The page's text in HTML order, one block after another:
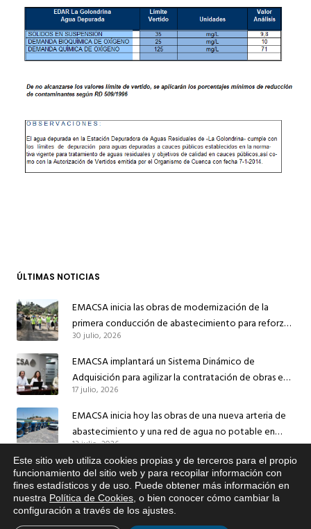
ÚLTIMAS NOTICIAS
EMACSA inicia las obras de modernización de la
primera conducción de abastecimiento para reforzar
el suministro de agua de Córdoba
30 julio, 2026
EMACSA implantará un Sistema Dinámico de
Adquisición para agilizar la contratación de obras en
sus redes e instalaciones
17 julio, 2026
EMACSA inicia hoy las obras de una nueva arteria de
abastecimiento y una red de agua no potable en
Ingeniero Ruiz de Azúa
13 julio, 2026
Caracterización ZA Córdoba Red Quemadas- 1ª Sem
2026
9 julio, 2026
Caracterización ZA Córdoba Red Carrera Caballo-1º
Este sitio web utiliza cookies propias y de terceros para el propio
funcionamiento del sitio web y para recopilar información con
fines estadísticos y de uso. Puede obtener más información en
nuestra Política de Cookies , o bien conocer cómo cambiar la
configuración a través de los ajustes
Si tiene cualquier duda sobre
EMACSA, haga click abajo.